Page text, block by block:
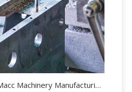
Zhangjiagang King Macc Machinery Manufacturing Co., ltd., Una empresa conjunta chino-italiana